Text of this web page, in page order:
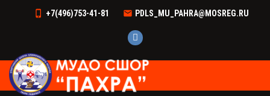
+7(496)753-41-81 PDLS_MU_PAHRA@MOSREG.RU